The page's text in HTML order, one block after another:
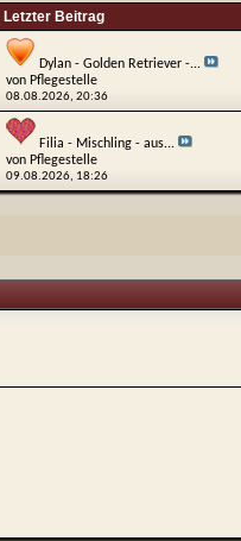
Letzter Beitrag
Dylan - Golden Retriever -...
von Pflegestelle
08.08.2026, 20:36
Filia - Mischling - aus...
von Pflegestelle
09.08.2026, 18:26